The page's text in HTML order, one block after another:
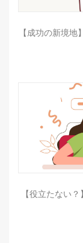
【成功の新境
【役立たない